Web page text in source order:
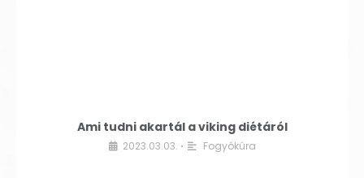
Ami tudni akartál a viking diétáról
2023.03.03. • Fogyókúra